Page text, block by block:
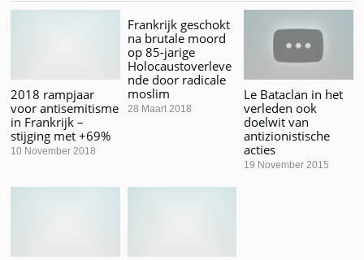
2018 rampjaar
voor antisemitisme
in Frankrijk –
stijging met +69%
10 November 2018
Frankrijk geschokt
na brutale moord
op 85-jarige
Holocaustoverleve
nde door radicale
moslim
28 Maart 2018
Le Bataclan in het
verleden ook
doelwit van
antizionistische
acties
19 November 2015